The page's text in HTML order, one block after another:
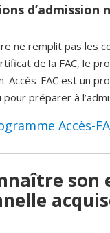
d’admission
ne remplit pas les
de la FAC, le
Accès-FAC est un
préparer à
Accès-
son